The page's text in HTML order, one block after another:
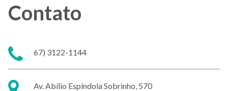
Contato
Telefone:
67) 3122-1144
Endereço:
Av. Abílio Espíndola Sobrinho, 570